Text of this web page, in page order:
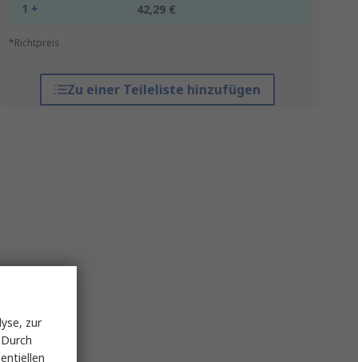
1 + 42,29 €
*Richtpreis
Zu einer Teileliste hinzufügen
zur